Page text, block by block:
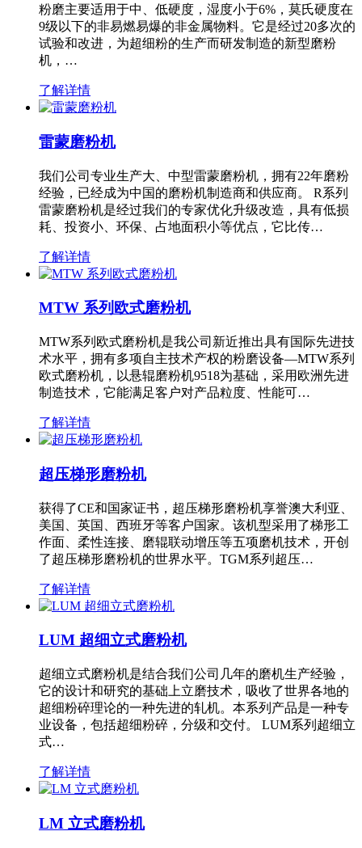
粉磨主要适用于中、低硬度，湿度小于6%，莫氏硬度在
9级以下的非易燃易爆的非金属物料。它是经过20多次的
试验和改进，为超细粉的生产而研发制造的新型磨粉
机，…
了解详情
雷蒙磨粉机
我们公司专业生产大、中型雷蒙磨粉机，拥有22年磨粉
经验，已经成为中国的磨粉机制造商和供应商。 R系列
雷蒙磨粉机是经过我们的专家优化升级改造，具有低损
耗、投资小、环保、占地面积小等优点，它比传…
了解详情
MTW 系列欧式磨粉机
MTW系列欧式磨粉机是我公司新近推出具有国际先进技
术水平，拥有多项自主技术产权的粉磨设备—MTW系列
欧式磨粉机，以悬辊磨粉机9518为基础，采用欧洲先进
制造技术，它能满足客户对产品粒度、性能可…
了解详情
超压梯形磨粉机
获得了CE和国家证书，超压梯形磨粉机享誉澳大利亚、
美国、英国、西班牙等客户国家。该机型采用了梯形工
作面、柔性连接、磨辊联动增压等五项磨机技术，开创
了超压梯形磨粉机的世界水平。TGM系列超压…
了解详情
LUM 超细立式磨粉机
超细立式磨粉机是结合我们公司几年的磨机生产经验，
它的设计和研究的基础上立磨技术，吸收了世界各地的
超细粉碎理论的一种先进的轧机。本系列产品是一种专
业设备，包括超细粉碎，分级和交付。 LUM系列超细立
式…
了解详情
LM 立式磨粉机